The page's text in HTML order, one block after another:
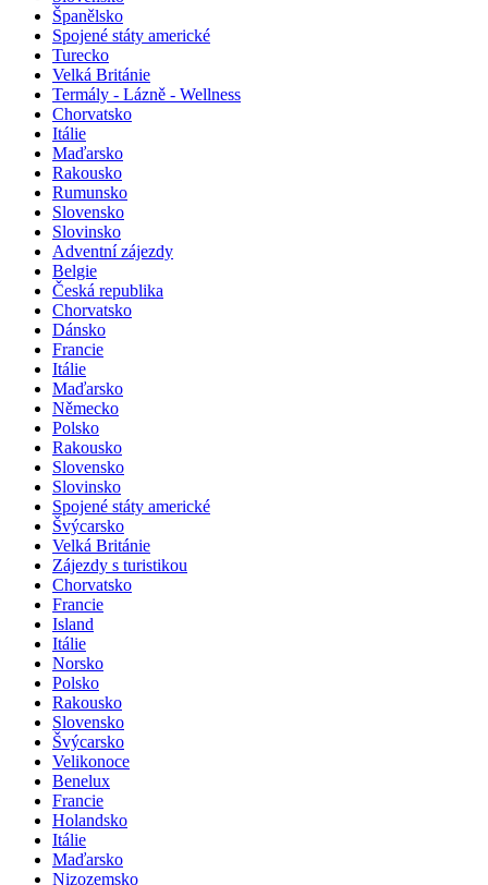
Španělsko
Spojené státy americké
Turecko
Velká Británie
Termály - Lázně - Wellness
Chorvatsko
Itálie
Maďarsko
Rakousko
Rumunsko
Slovensko
Slovinsko
Adventní zájezdy
Belgie
Česká republika
Chorvatsko
Dánsko
Francie
Itálie
Maďarsko
Německo
Polsko
Rakousko
Slovensko
Slovinsko
Spojené státy americké
Švýcarsko
Velká Británie
Zájezdy s turistikou
Chorvatsko
Francie
Island
Itálie
Norsko
Polsko
Rakousko
Slovensko
Švýcarsko
Velikonoce
Benelux
Francie
Holandsko
Itálie
Maďarsko
Nizozemsko